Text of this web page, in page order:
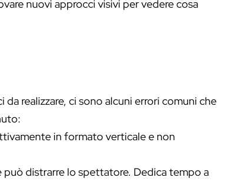
nuovi approcci visivi per vedere cosa
realizzare, ci sono alcuni errori comuni che
in formato verticale e non
distrarre lo spettatore. Dedica tempo a